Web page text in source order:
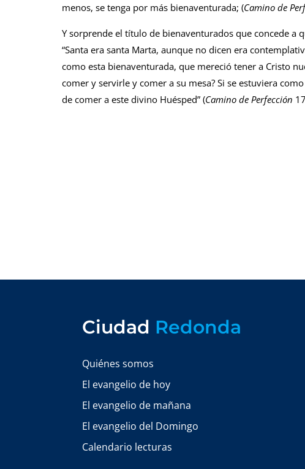
menos, se tenga por más bienaventurada; (Camino de
Y sorprende el título de bienaventurados que concede a
“Santa era santa Marta, aunque no dicen era
como esta bienaventurada, que mereció tener a Cristo
comer y servirle y comer a su mesa? Si se estuviera
de comer a este divino Huésped” (Camino de Perfección
Ciudad Redonda
Quiénes somos
El evangelio de hoy
El evangelio de mañana
El evangelio del Domingo
Calendario lecturas